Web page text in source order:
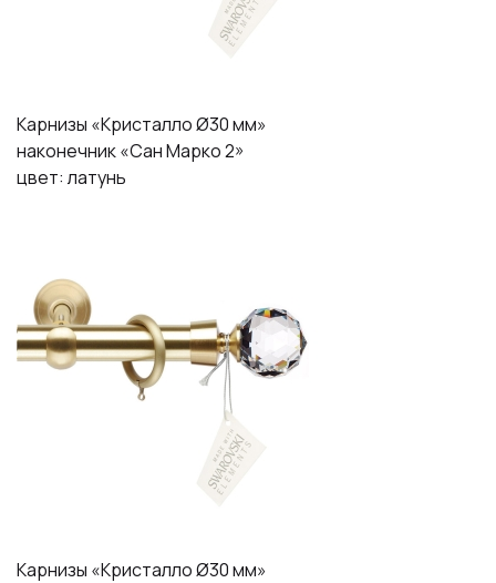
Карнизы «Кристалло Ø30 мм»
наконечник «Сан Марко 2»
цвет: латунь
Карнизы «Кристалло Ø30 мм»